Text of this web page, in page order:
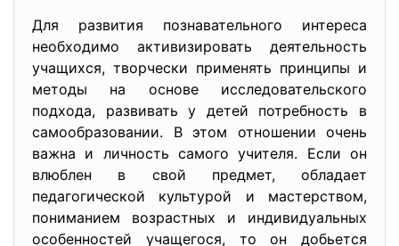
Для развития познавательного интереса
необходимо активизировать деятельность
учащихся, творчески применять принципы и
методы на основе исследовательского
подхода, развивать у детей потребность в
самообразовании. В этом отношении очень
важна и личность самого учителя. Если он
влюблен в свой предмет, обладает
педагогической культурой и мастерством,
пониманием возрастных и индивидуальных
особенностей учащегося, то он добьется